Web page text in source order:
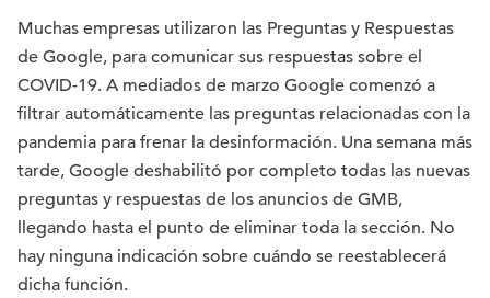
Muchas empresas utilizaron las Preguntas y Respuestas
de Google, para comunicar sus respuestas sobre el
COVID-19. A mediados de marzo Google comenzó a
filtrar automáticamente las preguntas relacionadas con la
pandemia para frenar la desinformación. Una semana más
tarde, Google deshabilitó por completo todas las nuevas
preguntas y respuestas de los anuncios de GMB,
llegando hasta el punto de eliminar toda la sección. No
hay ninguna indicación sobre cuándo se reestablecerá
dicha función.